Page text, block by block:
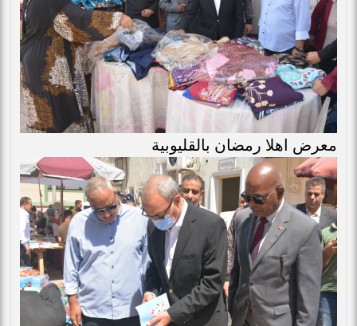
معرض اهلا رمضان بالقليوبية